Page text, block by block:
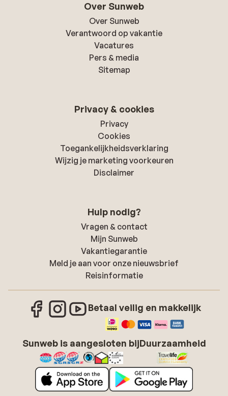
Over Sunweb
Over Sunweb
Verantwoord op vakantie
Vacatures
Pers & media
Sitemap
Privacy & cookies
Privacy
Cookies
Toegankelijkheidsverklaring
Wijzig je marketing voorkeuren
Disclaimer
Hulp nodig?
Vragen & contact
Mijn Sunweb
Vakantiegarantie
Meld je aan voor onze nieuwsbrief
Reisinformatie
Betaal veilig en makkelijk
Sunweb is aangesloten bijDuurzaamheid